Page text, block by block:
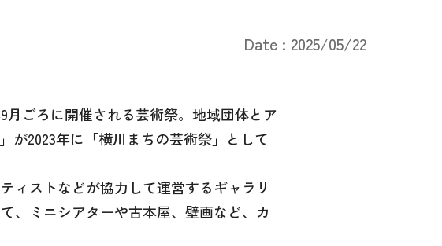
Date : 2025/05/22
ごろに開催される芸術祭。地域団体とア
が2023年に「横川まちの芸術祭」として
ィストなどが協力して運営するギャラリ
、ミニシアターや古本屋、壁画など、カ